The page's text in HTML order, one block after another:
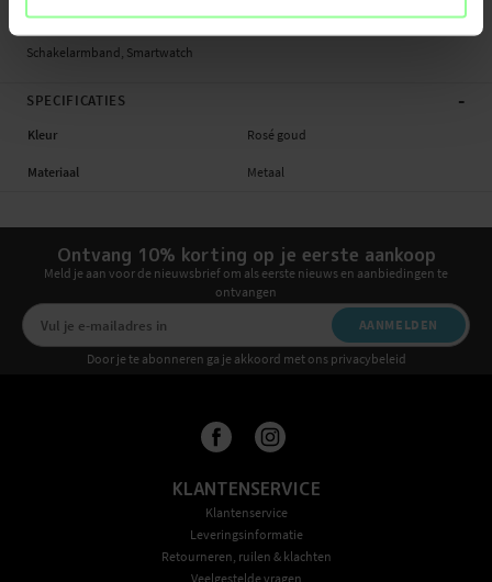
Kleur: Rosé goud
Schakelarmband, Smartwatch
SPECIFICATIES -
Kleur Rosé goud
Materiaal Metaal
Ontvang 10% korting op je eerste aankoop
Meld je aan voor de nieuwsbrief om als eerste nieuws en aanbiedingen te
ontvangen
AANMELDEN
Door je te abonneren ga je akkoord met ons privacybeleid
KLANTENSERVICE
Klantenservice
Leveringsinformatie
Retourneren, ruilen & klachten
Veelgestelde vragen